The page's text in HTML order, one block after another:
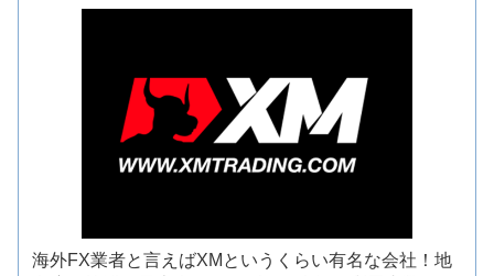
海外FX業者と言えばXMというくらい有名な会社！地